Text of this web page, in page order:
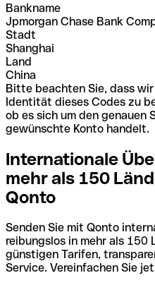
Bankname
Jpmorgan Chase Bank
Stadt
Shanghai
Land
China
Bitte beachten Sie, dass
Identität dieses Codes zu
ob es sich um den genauen
gewünschte Konto handelt.
Internationale
mehr als 150
Qonto
Senden Sie mit Qonto
reibungslos in mehr als 150
günstigen Tarifen,
Service. Vereinfachen Sie